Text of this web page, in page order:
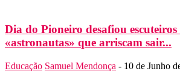
Dia do Pioneiro desafiou escuteiros
«astronautas» que arriscam sair...
Educação Samuel Mendonça - 10 de Junho